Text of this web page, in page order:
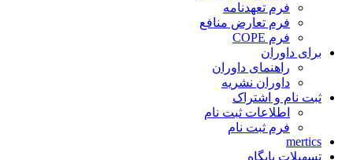
فرم تعهدنامه
فرم تعارض منافع
فرم COPE
برای داوران
راهنمای داوران
داوران نشریه
ثبت نام و اشتراک
اطلاعات ثبت نام
فرم ثبت نام
mertics
تسهیلات پایگاه